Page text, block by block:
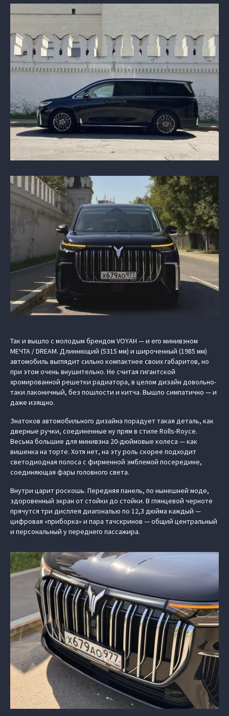
Так и вышло с молодым брендом VOYAH — и его минивэном
МЕЧТА / DREAM. Длиннющий (5315 мм) и широченный (1985 мм)
автомобиль выглядит сильно компактнее своих габаритов, но
при этом очень внушительно. Не считая гигантской
хромированной решетки радиатора, в целом дизайн довольно-
таки лаконичный, без пошлости и китча. Вышло симпатично — и
даже изящно.
Знатоков автомобильного дизайна порадует такая деталь, как
дверные ручки, соединенные ну прям в стиле Rolls-Royce.
Весьма большие для минивэна 20-дюймовые колеса — как
вишенка на торте. Хотя нет, на эту роль скорее подходит
светодиодная полоса с фирменной эмблемой посередине,
соединяющая фары головного света.
Внутри царит роскошь. Передняя панель, по нынешней моде,
здоровенный экран от стойки до стойки. В глянцевой черноте
прячутся три дисплея диагональю по 12,3 дюйма каждый —
цифровая «приборка» и пара тачскринов — общий центральный
и персональный у переднего пассажира.